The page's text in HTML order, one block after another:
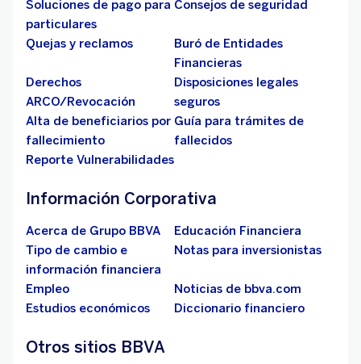
Soluciones de pago para
particulares
Consejos de seguridad
Quejas y reclamos
Buró de Entidades
Financieras
Derechos
ARCO/Revocación
Disposiciones legales
seguros
Alta de beneficiarios por
fallecimiento
Guía para trámites de
fallecidos
Reporte Vulnerabilidades
Información Corporativa
Acerca de Grupo BBVA
Educación Financiera
Tipo de cambio e
información financiera
Notas para inversionistas
Empleo
Noticias de bbva.com
Estudios económicos
Diccionario financiero
Otros sitios BBVA